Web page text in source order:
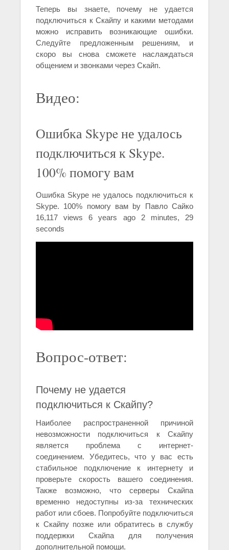
Теперь вы знаете, почему не удается
подключиться к Скайпу и какими методами
можно исправить возникающие ошибки.
Следуйте предложенным решениям, и
скоро вы снова сможете наслаждаться
общением и звонками через Скайп.
Видео:
Ошибка Skype не удалось
подключиться к Skype.
100% помогу вам
Ошибка Skype не удалось подключиться к
Skype. 100% помогу вам by Павло Сайко
16,117 views 6 years ago 2 minutes, 29
seconds
Вопрос-ответ:
Почему не удается
подключиться к Скайпу?
Наиболее распространенной причиной
невозможности подключиться к Скайпу
является проблема с интернет-
соединением. Убедитесь, что у вас есть
стабильное подключение к интернету и
проверьте скорость вашего соединения.
Также возможно, что серверы Скайпа
временно недоступны из-за технических
работ или сбоев. Попробуйте подключиться
к Скайпу позже или обратитесь в службу
поддержки Скайпа для получения
дополнительной помощи.